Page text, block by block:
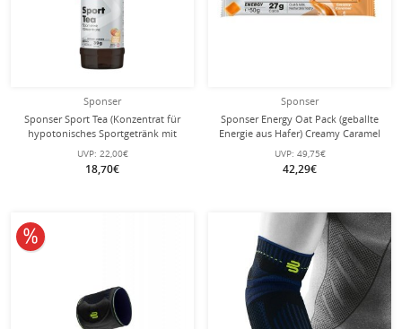
Sponser
Sponser Sport Tea (Konzentrat für
hypotonisches Sportgetränk mit
Elektrolyten) Pfirsisch 1 Liter Flasche
UVP: 22,00€
18,70€
Sponser
Sponser Energy Oat Pack (geballte
Energie aus Hafer) Creamy Caramel
25x50g Box
UVP: 49,75€
42,29€
10% reduziert